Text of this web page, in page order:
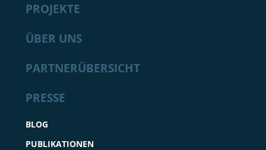
PROJEKTE
ÜBER UNS
PARTNERÜBERSICHT
PRESSE
BLOG
PUBLIKATIONEN